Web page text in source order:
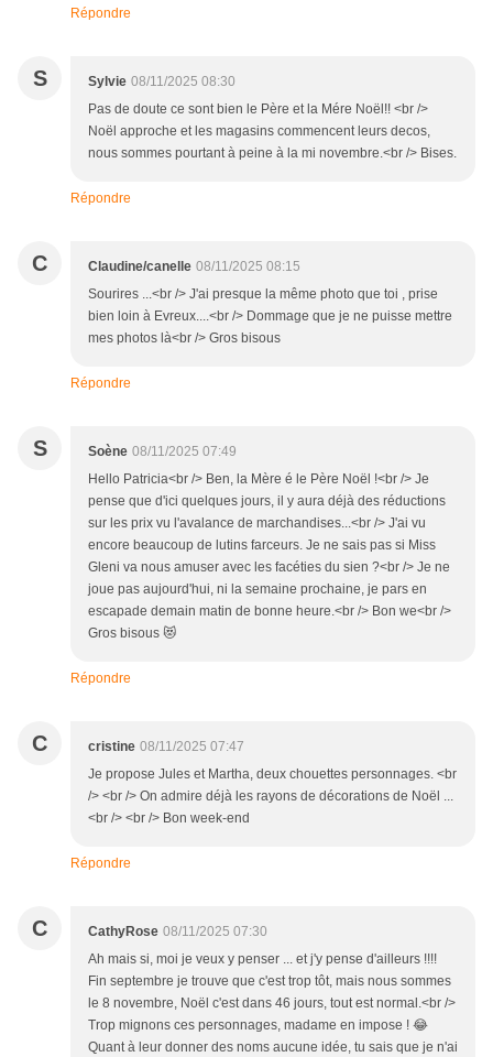
Répondre
S Sylvie 08/11/2025 08:30
Pas de doute ce sont bien le Père et la Mére Noël!! <br />
Noël approche et les magasins commencent leurs decos,
nous sommes pourtant à peine à la mi novembre.<br /> Bises.
Répondre
C Claudine/canelle 08/11/2025 08:15
Sourires ...<br /> J'ai presque la même photo que toi , prise
bien loin à Evreux....<br /> Dommage que je ne puisse mettre
mes photos là<br /> Gros bisous
Répondre
S Soène 08/11/2025 07:49
Hello Patricia<br /> Ben, la Mère é le Père Noël !<br /> Je
pense que d'ici quelques jours, il y aura déjà des réductions
sur les prix vu l'avalance de marchandises...<br /> J'ai vu
encore beaucoup de lutins farceurs. Je ne sais pas si Miss
Gleni va nous amuser avec les facéties du sien ?<br /> Je ne
joue pas aujourd'hui, ni la semaine prochaine, je pars en
escapade demain matin de bonne heure.<br /> Bon we<br />
Gros bisous 😻
Répondre
C cristine 08/11/2025 07:47
Je propose Jules et Martha, deux chouettes personnages. <br
/> <br /> On admire déjà les rayons de décorations de Noël ...
<br /> <br /> Bon week-end
Répondre
C CathyRose 08/11/2025 07:30
Ah mais si, moi je veux y penser ... et j'y pense d'ailleurs !!!!
Fin septembre je trouve que c'est trop tôt, mais nous sommes
le 8 novembre, Noël c'est dans 46 jours, tout est normal.<br />
Trop mignons ces personnages, madame en impose ! 😂
Quant à leur donner des noms aucune idée, tu sais que je n'ai